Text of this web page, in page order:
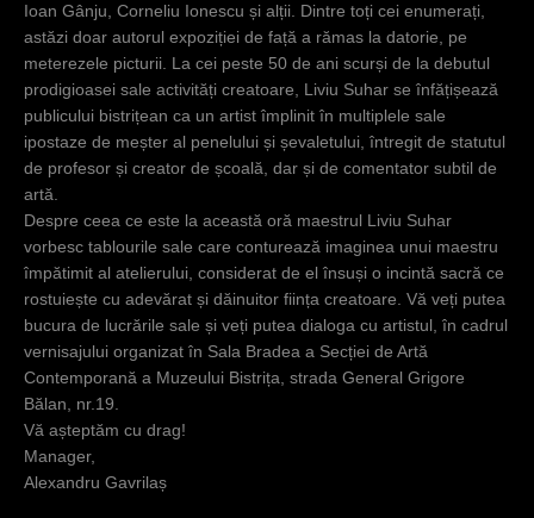
Ioan Gânju, Corneliu Ionescu și alții. Dintre toți cei enumerați,
astăzi doar autorul expoziției de față a rămas la datorie, pe
meterezele picturii. La cei peste 50 de ani scurși de la debutul
prodigioasei sale activități creatoare, Liviu Suhar se înfățișează
publicului bistrițean ca un artist împlinit în multiplele sale
ipostaze de meșter al penelului și șevaletului, întregit de statutul
de profesor și creator de școală, dar și de comentator subtil de
artă.
Despre ceea ce este la această oră maestrul Liviu Suhar
vorbesc tablourile sale care conturează imaginea unui maestru
împătimit al atelierului, considerat de el însuși o incintă sacră ce
rostuiește cu adevărat și dăinuitor ființa creatoare. Vă veți putea
bucura de lucrările sale și veți putea dialoga cu artistul, în cadrul
vernisajului organizat în Sala Bradea a Secției de Artă
Contemporană a Muzeului Bistrița, strada General Grigore
Bălan, nr.19.
Vă așteptăm cu drag!
Manager,
Alexandru Gavrilaș